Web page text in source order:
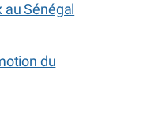
au Sénégal
du